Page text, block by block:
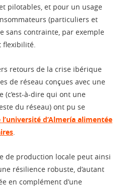
pilotables, et pour un usage
(particuliers et
sans contrainte, par exemple
flexibilité.
retours de la crise ibérique
de réseau conçues avec une
(c’est-à-dire qui ont une
du réseau) ont pu se
l’université d’Almería alimentée
.
de production locale peut ainsi
résilience robuste, d’autant
en complément d’une